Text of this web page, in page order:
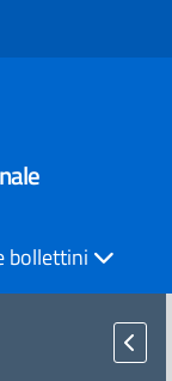
bollettini